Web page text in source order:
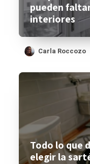
pueden
interiores
Carla Roccozo
Todo lo que
elegir la